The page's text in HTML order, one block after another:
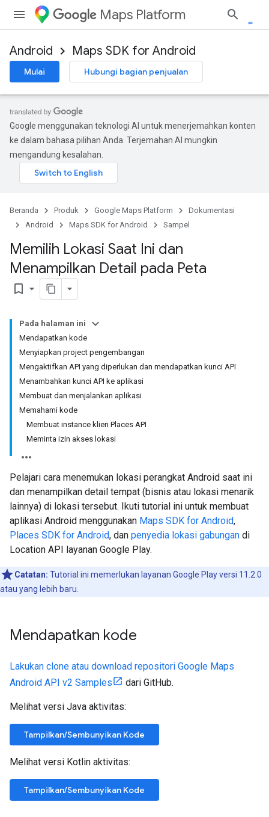
Maps Platform
Android Maps SDK for Android
Mulai Hubungi bagian penjualan
Google menggunakan teknologi AI untuk menerjemahkan konten
ke dalam bahasa pilihan Anda. Terjemahan AI mungkin
mengandung kesalahan.
Beranda Produk Google Maps Platform
Dokumentasi
Android
Maps SDK for Android Sampel
Memilih Lokasi Saat Ini dan
Menampilkan Detail pada Peta
bookmark_border
Pada halaman ini
Mendapatkan kode
Menyiapkan project pengembangan
Mengaktifkan API yang diperlukan dan mendapatkan kunci API
Menambahkan kunci API ke aplikasi
Membuat dan menjalankan aplikasi
Memahami kode
Membuat instance klien Places API
Meminta izin akses lokasi
Pelajari cara menemukan lokasi perangkat Android saat ini
dan menampilkan detail tempat (bisnis atau lokasi menarik
lainnya) di lokasi tersebut. Ikuti tutorial ini untuk membuat
aplikasi Android menggunakan Maps SDK for Android,
Places SDK for Android, dan penyedia lokasi gabungan di
Location API layanan Google Play.
Catatan: Tutorial ini memerlukan layanan Google Play versi 11.2.0
atau yang lebih baru.
Mendapatkan kode
Lakukan clone atau download repositori Google Maps
Android API v2 Samples
dari GitHub.
Melihat versi Java aktivitas:
Tampilkan/Sembunyikan Kode
Melihat versi Kotlin aktivitas:
Tampilkan/Sembunyikan Kode